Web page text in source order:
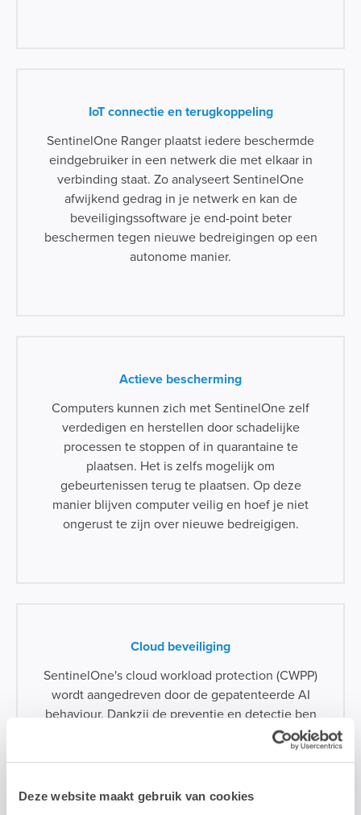
Deze website maakt gebruik van cookies
IoT connectie en terugkoppeling
SentinelOne Ranger plaatst iedere beschermde
eindgebruiker in een netwerk die met elkaar in
verbinding staat. Zo analyseert SentinelOne
afwijkend gedrag in je netwerk en kan de
beveiligingssoftware je end-point beter
beschermen tegen nieuwe bedreigingen op een
autonome manier.
Actieve bescherming
Computers kunnen zich met SentinelOne zelf
verdedigen en herstellen door schadelijke
processen te stoppen of in quarantaine te
plaatsen. Het is zelfs mogelijk om
gebeurtenissen terug te plaatsen. Op deze
manier blijven computer veilig en hoef je niet
ongerust te zijn over nieuwe bedreigigen.
Cloud beveiliging
SentinelOne's cloud workload protection (CWPP)
wordt aangedreven door de gepatenteerde AI
behaviour. Dankzij de preventie en detectie ben
je gewapend tegen bedreigingen als live-
aanvallen in een applicatie of cloudomgeving.
herstelmogelijkheden in realtime kan je veilig